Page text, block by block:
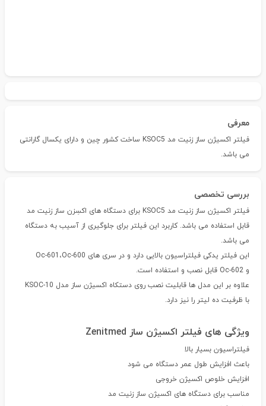
معرفی
فیلتر اکسیژن ساز زنیت مد KSOC5 ساخت کشور چین و دارای یکسال گارانتی
می باشد.
بررسی تخصصی
فیلتر اکسیژن ساز زنیت مد KSOC5 برای دستگاه های اکسِزن ساز زنیت مد
قابل استفاده می باشد. کاربرد این فیلتر برای جلوگیری از آسیب به دستگاه
می باشد.
این فیلتر یدکی فیلتراسیون بالایی دارد و در سری های Oc-601،Oc-600
و Oc-602 قابل نصب و استفاده است.
با ظرفیت ده لیتر را نیز دارد.
ویژگی های فیلتر اکسیژن ساز Zenitmed
فیلتراسیون بسیار بالا
باعث افزایش طول عمر دستگاه می شود
افزایش خلوص اکسیژن خروجی
مناسب برای دستگاه های اکسیژن ساز زنیت مد